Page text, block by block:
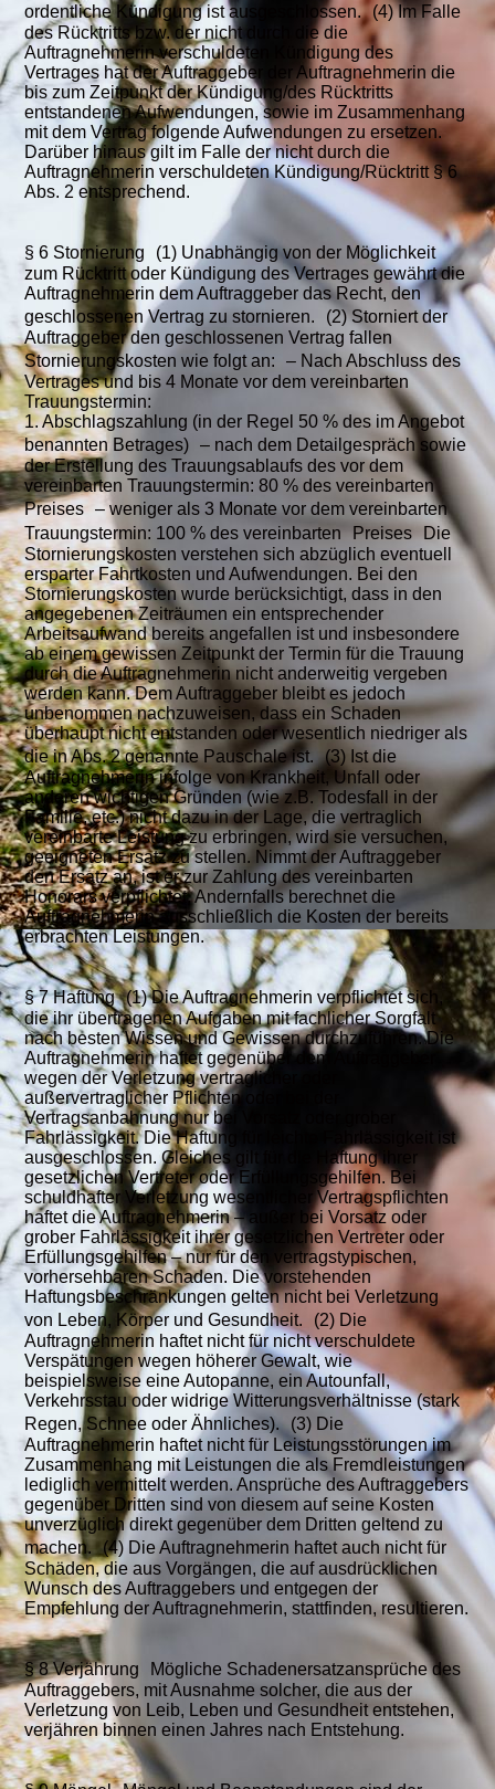
ordentliche Kündigung ist ausgeschlossen. (4) Im Falle
des Rücktritts bzw. der nicht durch die die
Auftragnehmerin verschuldeten Kündigung des
Vertrages hat der Auftraggeber der Auftragnehmerin die
bis zum Zeitpunkt der Kündigung/des Rücktritts
entstandenen Aufwendungen, sowie im Zusammenhang
mit dem Vertrag folgende Aufwendungen zu ersetzen.
Darüber hinaus gilt im Falle der nicht durch die
Auftragnehmerin verschuldeten Kündigung/Rücktritt § 6
Abs. 2 entsprechend.
§ 6 Stornierung (1) Unabhängig von der Möglichkeit
zum Rücktritt oder Kündigung des Vertrages gewährt die
Auftragnehmerin dem Auftraggeber das Recht, den
geschlossenen Vertrag zu stornieren. (2) Storniert der
Auftraggeber den geschlossenen Vertrag fallen
Stornierungskosten wie folgt an: – Nach Abschluss des
Vertrages und bis 4 Monate vor dem vereinbarten
Trauungstermin:
1. Abschlagszahlung (in der Regel 50 % des im Angebot
benannten Betrages) – nach dem Detailgespräch sowie
der Erstellung des Trauungsablaufs des vor dem
vereinbarten Trauungstermin: 80 % des vereinbarten
Preises – weniger als 3 Monate vor dem vereinbarten
Trauungstermin: 100 % des vereinbarten Preises Die
Stornierungskosten verstehen sich abzüglich eventuell
ersparter Fahrtkosten und Aufwendungen. Bei den
Stornierungskosten wurde berücksichtigt, dass in den
angegebenen Zeiträumen ein entsprechender
Arbeitsaufwand bereits angefallen ist und insbesondere
ab einem gewissen Zeitpunkt der Termin für die Trauung
durch die Auftragnehmerin nicht anderweitig vergeben
werden kann. Dem Auftraggeber bleibt es jedoch
unbenommen nachzuweisen, dass ein Schaden
überhaupt nicht entstanden oder wesentlich niedriger als
die in Abs. 2 genannte Pauschale ist. (3) Ist die
Auftragnehmerin infolge von Krankheit, Unfall oder
anderen wichtigen Gründen (wie z.B. Todesfall in der
Familie, etc.) nicht dazu in der Lage, die vertraglich
vereinbarte Leistung zu erbringen, wird sie versuchen,
geeigneten Ersatz zu stellen. Nimmt der Auftraggeber
den Ersatz an, ist er zur Zahlung des vereinbarten
Honorars verpflichtet. Andernfalls berechnet die
Auftragnehmerin ausschließlich die Kosten der bereits
erbrachten Leistungen.
§ 7 Haftung (1) Die Auftragnehmerin verpflichtet sich,
die ihr übertragenen Aufgaben mit fachlicher Sorgfalt
nach besten Wissen und Gewissen durchzuführen. Die
Auftragnehmerin haftet gegenüber dem Auftraggeber
wegen der Verletzung vertraglicher oder
außervertraglicher Pflichten oder bei der
Vertragsanbahnung nur bei Vorsatz oder grober
Fahrlässigkeit. Die Haftung für leichte Fahrlässigkeit ist
ausgeschlossen. Gleiches gilt für die Haftung ihrer
gesetzlichen Vertreter oder Erfüllungsgehilfen. Bei
schuldhafter Verletzung wesentlicher Vertragspflichten
haftet die Auftragnehmerin – außer bei Vorsatz oder
grober Fahrlässigkeit ihrer gesetzlichen Vertreter oder
Erfüllungsgehilfen – nur für den vertragstypischen,
vorhersehbaren Schaden. Die vorstehenden
Haftungsbeschränkungen gelten nicht bei Verletzung
von Leben, Körper und Gesundheit. (2) Die
Auftragnehmerin haftet nicht für nicht verschuldete
Verspätungen wegen höherer Gewalt, wie
beispielsweise eine Autopanne, ein Autounfall,
Verkehrsstau oder widrige Witterungsverhältnisse (stark
Regen, Schnee oder Ähnliches). (3) Die
Auftragnehmerin haftet nicht für Leistungsstörungen im
Zusammenhang mit Leistungen die als Fremdleistungen
lediglich vermittelt werden. Ansprüche des Auftraggebers
gegenüber Dritten sind von diesem auf seine Kosten
unverzüglich direkt gegenüber dem Dritten geltend zu
machen. (4) Die Auftragnehmerin haftet auch nicht für
Schäden, die aus Vorgängen, die auf ausdrücklichen
Wunsch des Auftraggebers und entgegen der
Empfehlung der Auftragnehmerin, stattfinden, resultieren.
§ 8 Verjährung Mögliche Schadenersatzansprüche des
Auftraggebers, mit Ausnahme solcher, die aus der
Verletzung von Leib, Leben und Gesundheit entstehen,
verjähren binnen einen Jahres nach Entstehung.